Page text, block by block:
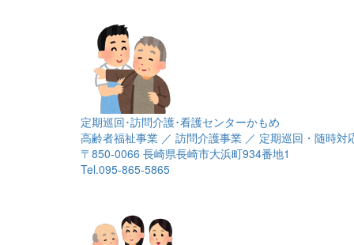
定期巡回･訪問介護･看護センターかもめ
高齢者福祉事業 ／ 訪問介護事業 ／ 定期巡回・随時対
〒850-0066 長崎県長崎市大浜町934番地1
Tel.095-865-5865